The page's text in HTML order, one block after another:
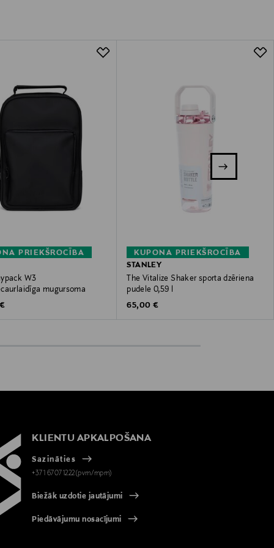
PRIEKŠROCĪBA
W3
mugursoma
KUPONA PRIEKŠROCĪBA
STANLEY
The Vitalize Shaker sporta dzēriena
pudele 0,59 l
Original Price
65,00 €
KLIENTU APKALPOŠANA
Sazināties
+371 67071222(pvm/mpm)
Biežāk uzdotie jautājumi
Piedāvājumu nosacījumi